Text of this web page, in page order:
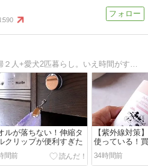
590
ルが落ちない！伸縮タ
クリップが便利すぎた
間前
【紫外線対策
使っている！
たUVアイテム
PRあり］
34時間前